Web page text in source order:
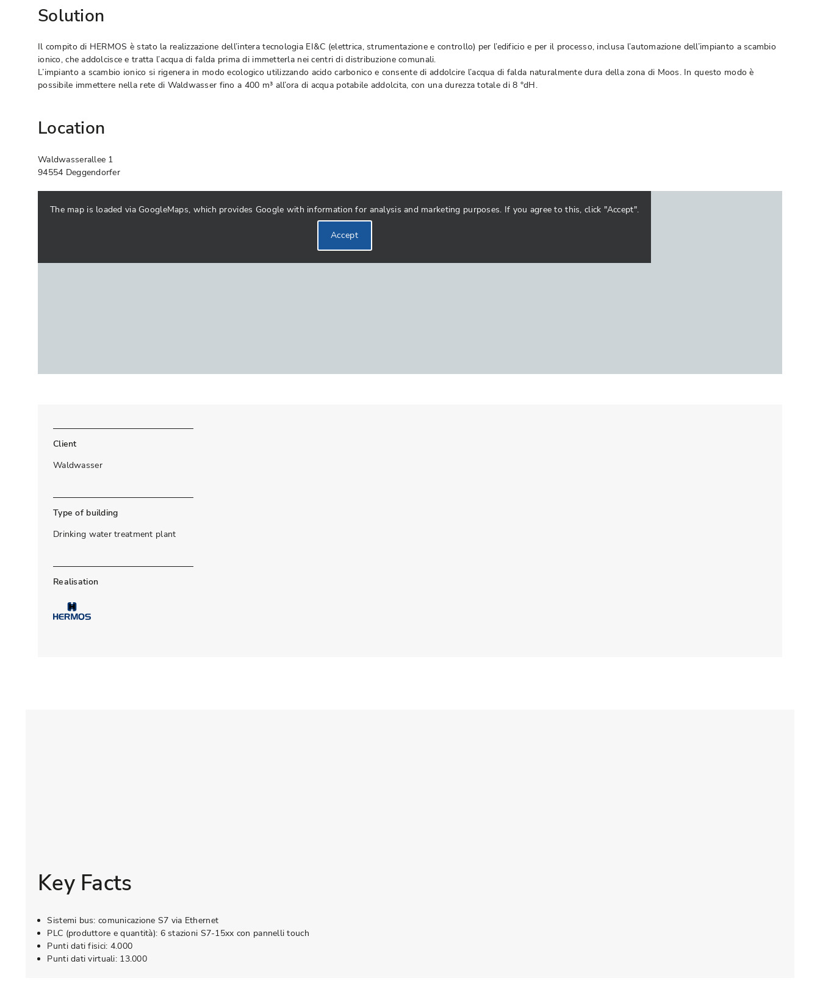
Solution
Il compito di HERMOS è stato la realizzazione dell’intera tecnologia EI&C (elettrica, strumentazione e controllo) per l’edificio e per il processo, inclusa l’automazione dell’impianto a scambio
ionico, che addolcisce e tratta l’acqua di falda prima di immetterla nei centri di distribuzione comunali.
L’impianto a scambio ionico si rigenera in modo ecologico utilizzando acido carbonico e consente di addolcire l’acqua di falda naturalmente dura della zona di Moos. In questo modo è
possibile immettere nella rete di Waldwasser fino a 400 m³ all’ora di acqua potabile addolcita, con una durezza totale di 8 °dH.
Location
Waldwasserallee 1
94554 Deggendorfer
The map is loaded via GoogleMaps, which provides Google with information for analysis and marketing purposes. If you agree to this, click "Accept".
Accept
Client
Waldwasser
Type of building
Drinking water treatment plant
Realisation
Key Facts
Sistemi bus: comunicazione S7 via Ethernet
PLC (produttore e quantità): 6 stazioni S7-15xx con pannelli touch
Punti dati fisici: 4.000
Punti dati virtuali: 13.000